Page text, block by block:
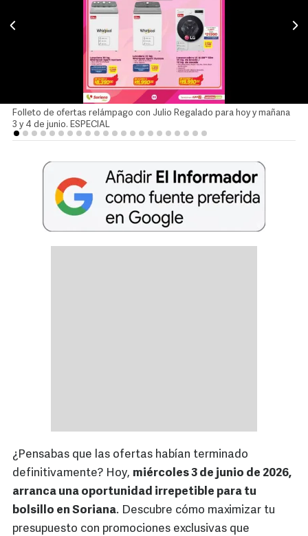
Folleto de ofertas relámpago con Julio Regalado para hoy y mañana
3 y 4 de junio. ESPECIAL
¿Pensabas que las ofertas habían terminado
definitivamente? Hoy, miércoles 3 de junio de 2026,
arranca una oportunidad irrepetible para tu
bolsillo en Soriana. Descubre cómo maximizar tu
presupuesto con promociones exclusivas que